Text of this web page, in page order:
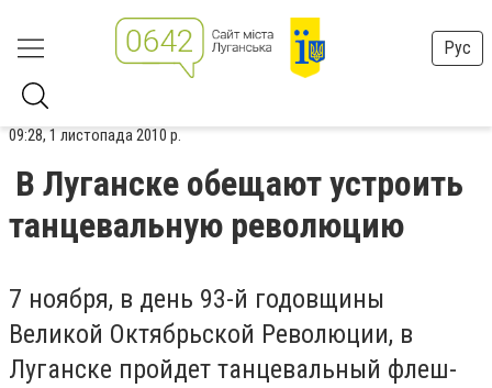
Рус
09:28, 1 листопада 2010 р.
В Луганске обещают устроить
танцевальную революцию
7 ноября, в день 93-й годовщины
Великой Октябрьской Революции, в
Луганске пройдет танцевальный флеш-